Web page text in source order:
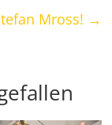
Mross! →